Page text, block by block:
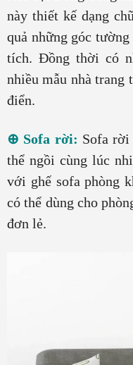
này thiết kế dạng
quả những góc
tích. Đồng thời có
nhiều mẫu nhà trang
điển.
⊕ Sofa rời: Sofa rời
thể ngồi cùng lúc
với ghế sofa phòng
có thể dùng cho
đơn lẻ.